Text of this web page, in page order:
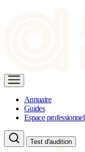
Annuaire
Guides
Espace professionnel
Test d'audition